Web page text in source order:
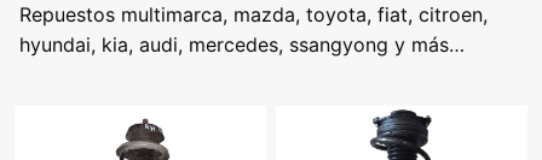
Repuestos multimarca, mazda, toyota, fiat, citroen,
hyundai, kia, audi, mercedes, ssangyong y más…